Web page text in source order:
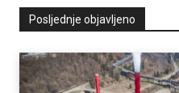
Posljednje objavljeno